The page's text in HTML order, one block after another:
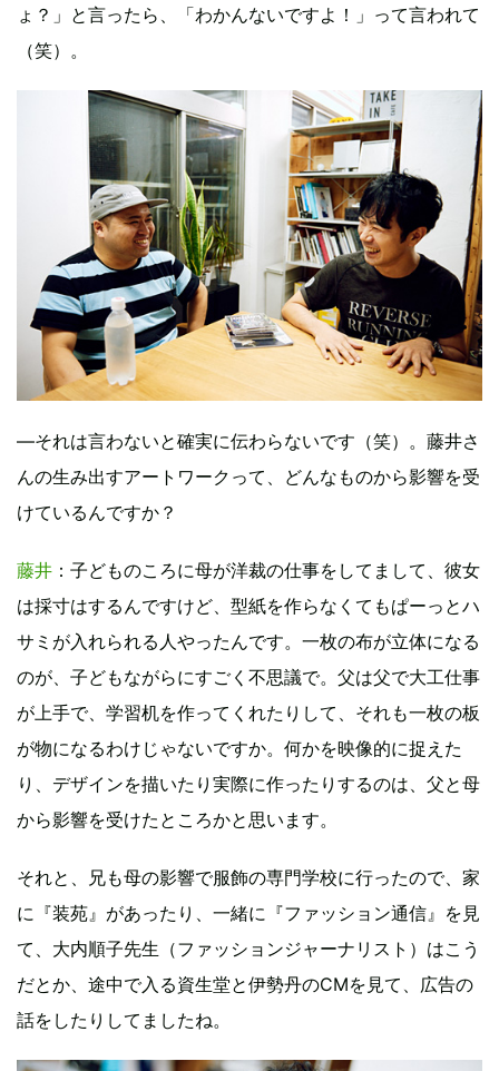
ょ？」と言ったら、「わかんないですよ！」って言われて
（笑）。
―それは言わないと確実に伝わらないです（笑）。藤井さ
んの生み出すアートワークって、どんなものから影響を受
けているんですか？
藤井 ：子どものころに母が洋裁の仕事をしてまして、彼女
は採寸はするんですけど、型紙を作らなくてもぱーっとハ
サミが入れられる人やったんです。一枚の布が立体になる
のが、子どもながらにすごく不思議で。父は父で大工仕事
が上手で、学習机を作ってくれたりして、それも一枚の板
が物になるわけじゃないですか。何かを映像的に捉えた
り、デザインを描いたり実際に作ったりするのは、父と母
から影響を受けたところかと思います。
それと、兄も母の影響で服飾の専門学校に行ったので、家
に『装苑』があったり、一緒に『ファッション通信』を見
て、大内順子先生（ファッションジャーナリスト）はこう
だとか、途中で入る資生堂と伊勢丹のCMを見て、広告の
話をしたりしてましたね。